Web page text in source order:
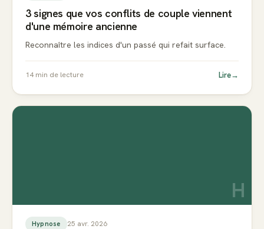
3 signes que vos conflits de couple viennent
d'une mémoire ancienne
Reconnaître les indices d'un passé qui refait surface.
14min de lecture Lire→
H
Hypnose 25 avr. 2026